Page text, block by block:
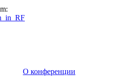
О конференции